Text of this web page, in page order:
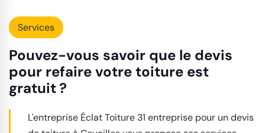
Services
Pouvez-vous savoir que le devis
pour refaire votre toiture est
gratuit ?
L'entreprise Éclat Toiture 31 entreprise pour un devis